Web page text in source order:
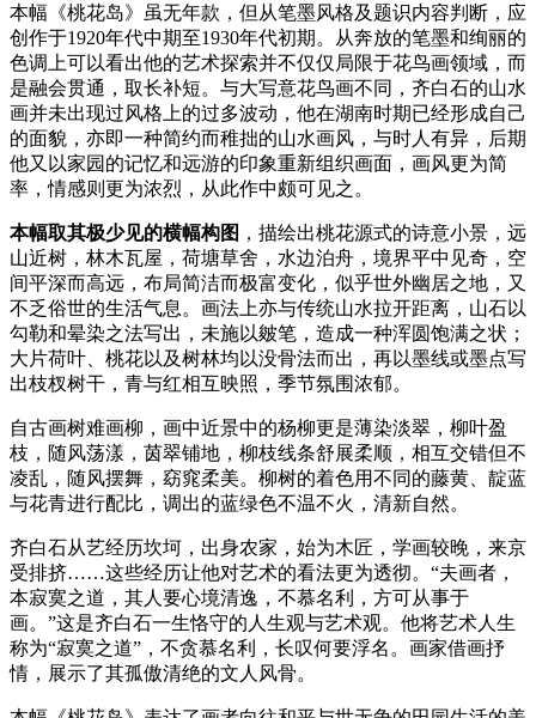
本幅《桃花岛》虽无年款，但从笔墨风格及题识内容判断，应
创作于1920年代中期至1930年代初期‌。从奔放的笔墨和绚丽的
色调上可以看出他的艺术探索并不仅仅局限于花鸟画领域，而
是融会贯通，取长补短。与大写意花鸟画不同，齐白石的山水
画并未出现过风格上的过多波动，他在湖南时期已经形成自己
的面貌，亦即一种简约而稚拙的山水画风，与时人有异，后期
他又以家园的记忆和远游的印象重新组织画面，画风更为简
率，情感则更为浓烈，从此作中颇可见之。
本幅取其极少见的横幅构图 ，描绘出桃花源式的诗意小景，远
山近树，林木瓦屋，荷塘草舍，水边泊舟，境界平中见奇，空
间平深而高远，布局简洁而极富变化，似乎世外幽居之地，又
不乏俗世的生活气息。画法上亦与传统山水拉开距离，山石以
勾勒和晕染之法写出，未施以皴笔，造成一种浑圆饱满之状；
大片荷叶、桃花以及树林均以没骨法而出，再以墨线或墨点写
出枝杈树干，青与红相互映照，季节氛围浓郁。
自古画树难画柳，画中近景中的杨柳更是薄染淡翠，柳叶盈
枝，随风荡漾，茵翠铺地，柳枝线条舒展柔顺，相互交错但不
凌乱，随风摆舞，窈窕柔美。柳树的着色用不同的藤黄、靛蓝
与花青进行配比，调出的蓝绿色不温不火，清新自然。
齐白石从艺经历坎坷，出身农家，始为木匠，学画较晚，来京
受排挤……这些经历让他对艺术的看法更为透彻。“夫画者，
本寂寞之道，其人要心境清逸，不慕名利，方可从事于
画。”这是齐白石一生恪守的人生观与艺术观。他将艺术人生
称为“寂寞之道”，不贪慕名利，长叹何要浮名。画家借画抒
情，展示了其孤傲清绝的文人风骨。